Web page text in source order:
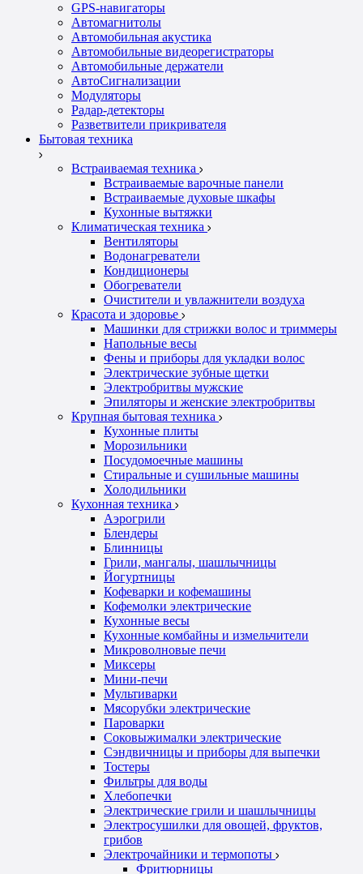
GPS-навигаторы
Автомагнитолы
Автомобильная акустика
Автомобильные видеорегистраторы
Автомобильные держатели
АвтоСигнализации
Модуляторы
Радар-детекторы
Разветвители прикривателя
Бытовая техника
Встраиваемая техника
Встраиваемые варочные панели
Встраиваемые духовые шкафы
Кухонные вытяжки
Климатическая техника
Вентиляторы
Водонагреватели
Кондиционеры
Обогреватели
Очистители и увлажнители воздуха
Красота и здоровье
Машинки для стрижки волос и триммеры
Напольные весы
Фены и приборы для укладки волос
Электрические зубные щетки
Электробритвы мужские
Эпиляторы и женские электробритвы
Крупная бытовая техника
Кухонные плиты
Морозильники
Посудомоечные машины
Стиральные и сушильные машины
Холодильники
Кухонная техника
Аэрогрили
Блендеры
Блинницы
Грили, мангалы, шашлычницы
Йогуртницы
Кофеварки и кофемашины
Кофемолки электрические
Кухонные весы
Кухонные комбайны и измельчители
Микроволновые печи
Миксеры
Мини-печи
Мультиварки
Мясорубки электрические
Пароварки
Соковыжималки электрические
Сэндвичницы и приборы для выпечки
Тостеры
Фильтры для воды
Хлебопечки
Электрические грили и шашлычницы
Электросушилки для овощей, фруктов,
грибов
Электрочайники и термопоты
Фритюрницы